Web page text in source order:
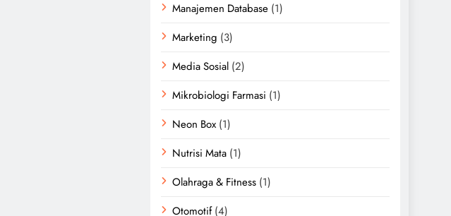
Manajemen Database (1)
Marketing (3)
Media Sosial (2)
Mikrobiologi Farmasi (1)
Neon Box (1)
Nutrisi Mata (1)
Olahraga & Fitness (1)
Otomotif(4)